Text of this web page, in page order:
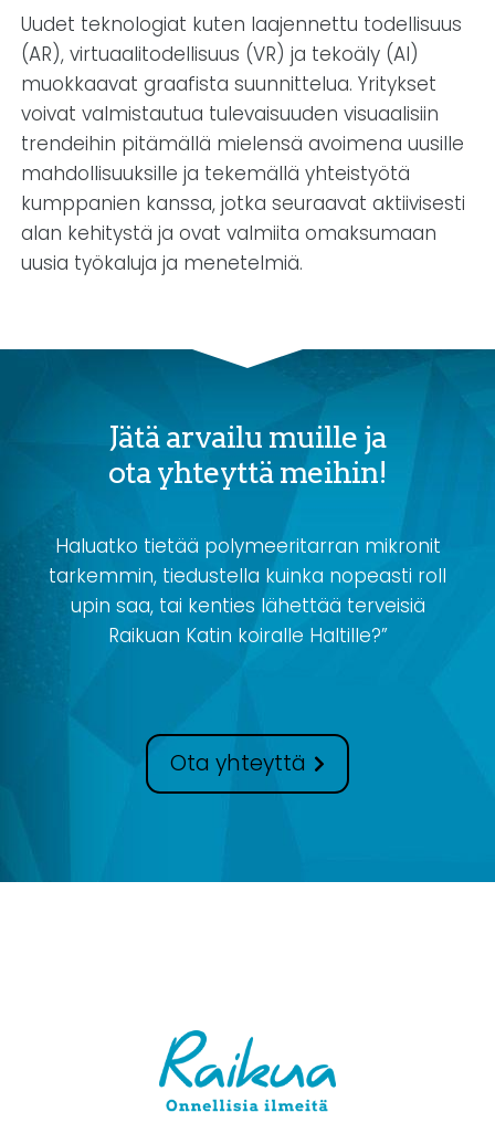
Uudet teknologiat kuten laajennettu todellisuus
(AR), virtuaalitodellisuus (VR) ja tekoäly (AI)
muokkaavat graafista suunnittelua. Yritykset
voivat valmistautua tulevaisuuden visuaalisiin
trendeihin pitämällä mielensä avoimena uusille
mahdollisuuksille ja tekemällä yhteistyötä
kumppanien kanssa, jotka seuraavat aktiivisesti
alan kehitystä ja ovat valmiita omaksumaan
uusia työkaluja ja menetelmiä.
Jätä arvailu muille ja
ota yhteyttä meihin!
Haluatko tietää polymeeritarran mikronit
tarkemmin, tiedustella kuinka nopeasti roll
upin saa, tai kenties lähettää terveisiä
Raikuan Katin koiralle Haltille?”
Ota yhteyttä